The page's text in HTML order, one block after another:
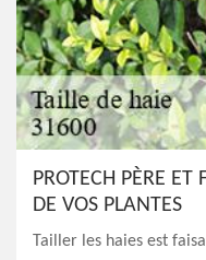
PROTECH PÈRE ET
DE VOS PLANTES
Tailler les haies est